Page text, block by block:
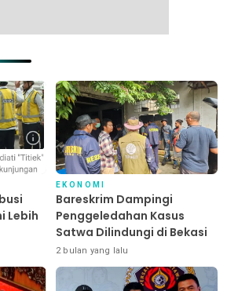
Lebih
EKONOMI
Bareskrim Dampingi
Penggeledahan Kasus
Satwa Dilindungi di Bekasi
2 bulan yang lalu